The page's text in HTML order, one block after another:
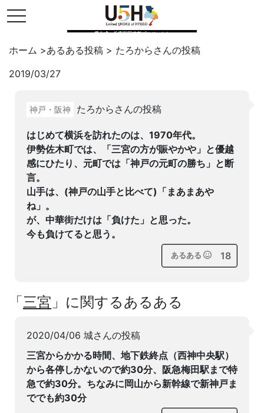
toggle navigation
県公式・兵庫五国連邦プロジェクト
ホーム >あるある投稿 > たろから さんの投稿
2019/03/27
神戸・阪神 たろからさんの投稿
はじめて横浜を訪れたのは、1970年代。
伊勢佐木町では、「三宮の方が賑やかや」と優越
感にひたり、元町では「神戸の元町の勝ち」と断
言。
山手は、(神戸の山手と比べて)「まあまあや
ね」。
が、中華街だけは「負けた」と思った。
今も負けてると思う。
あるある 18
「三宮 」に関するあるある
2020/04/06 城さんの投稿
三宮からかかる時間、地下鉄終点（西神中央駅）
から各停しかないので約30分、阪急梅田駅まで特
急で約30分。ちなみに岡山から新幹線で新神戸ま
ででも約30分